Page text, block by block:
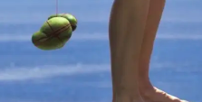
videa...